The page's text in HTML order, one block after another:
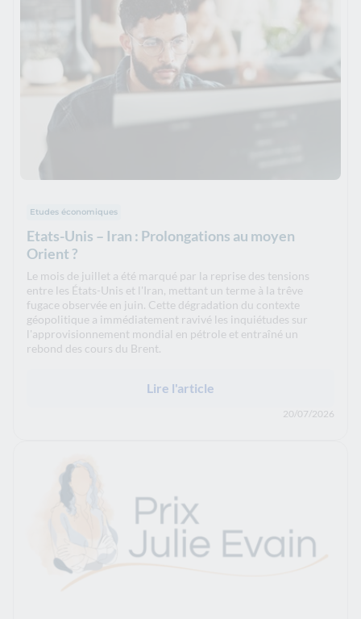
Etudes économiques
Etats-Unis – Iran : Prolongations au moyen
Orient ?
Le mois de juillet a été marqué par la reprise des tensions
entre les États-Unis et l'Iran, mettant un terme à la trêve
fugace observée en juin. Cette dégradation du contexte
géopolitique a immédiatement ravivé les inquiétudes sur
l'approvisionnement mondial en pétrole et entraîné un
rebond des cours du Brent.
Lire l'article
20/07/2026